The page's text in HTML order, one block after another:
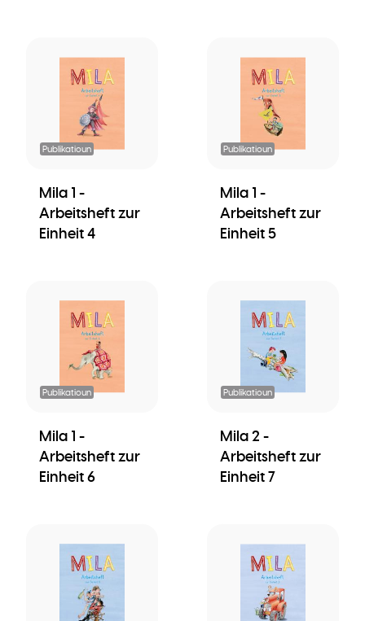
Publikatioun
Mila 1 -
Arbeitsheft zur
Einheit 4
Publikatioun
Mila 1 -
Arbeitsheft zur
Einheit 5
Publikatioun
Mila 1 -
Arbeitsheft zur
Einheit 6
Publikatioun
Mila 2 -
Arbeitsheft zur
Einheit 7